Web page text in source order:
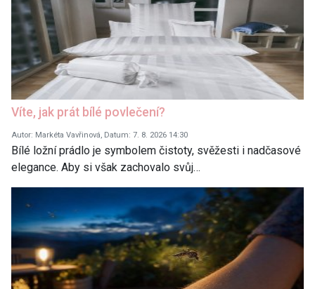
Víte, jak prát bílé povlečení?
Autor: Markéta Vavřinová, Datum: 7. 8. 2026 14:30
Bílé ložní prádlo je symbolem čistoty, svěžesti i nadčasové
elegance. Aby si však zachovalo svůj…